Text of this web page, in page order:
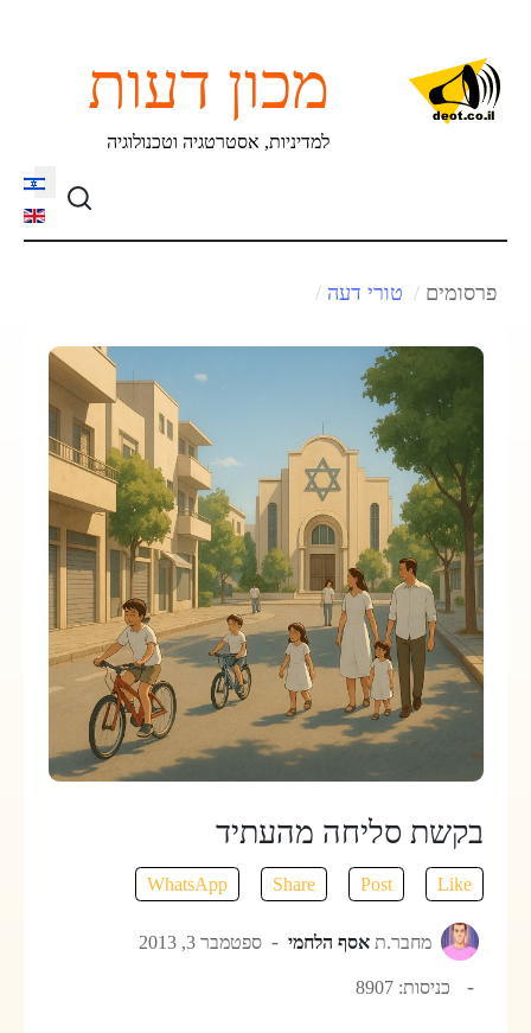
מכון דעות
למדיניות, אסטרטגיה וטכנולוגיה
פרסומים טורי דעה
בקשת סליחה מהעתיד
Like
Post
Share
WhatsApp
מחבר.ת אסף הלחמי ספטמבר 3, 2013
כניסות: 8907